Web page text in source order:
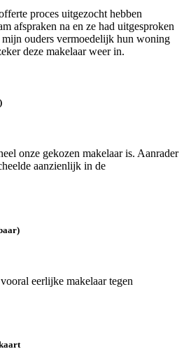
proces uitgezocht hebben
afspraken na en ze had uitgesproken
ouders vermoedelijk hun woning
deze makelaar weer in.
onze gekozen makelaar is. Aanrader
aanzienlijk in de
eerlijke makelaar tegen